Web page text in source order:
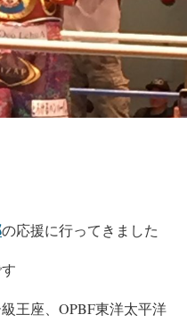
の応援に行ってきました
王座、OPBF東洋太平洋